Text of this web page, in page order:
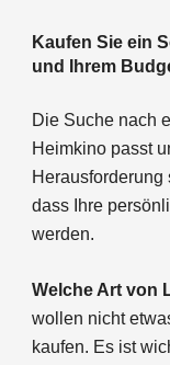
Kaufen Sie ein
und Ihrem
Die Suche nach
Heimkino passt
dass Ihre
werden.
Welche Art von
wollen nicht
kaufen. Es ist